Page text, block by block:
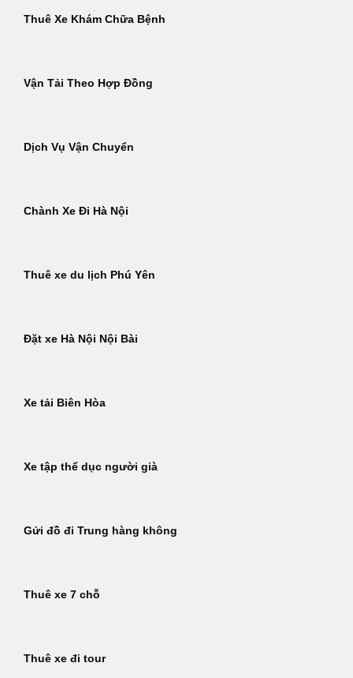
Thuê Xe Khám Chữa Bệnh
Vận Tải Theo Hợp Đồng
Dịch Vụ Vận Chuyển
Chành Xe Đi Hà Nội
Thuê xe du lịch Phú Yên
Đặt xe Hà Nội Nội Bài
Xe tải Biên Hòa
Xe tập thể dục người già
Gửi đồ đi Trung hàng không
Thuê xe 7 chỗ
Thuê xe đi tour